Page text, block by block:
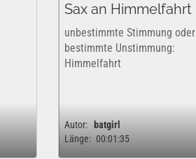
Sax an Himmelfahrt
unbestimmte Stimmung oder
bestimmte Unstimmung:
Himmelfahrt
Autor:
batgirl
Länge: 00:01:35